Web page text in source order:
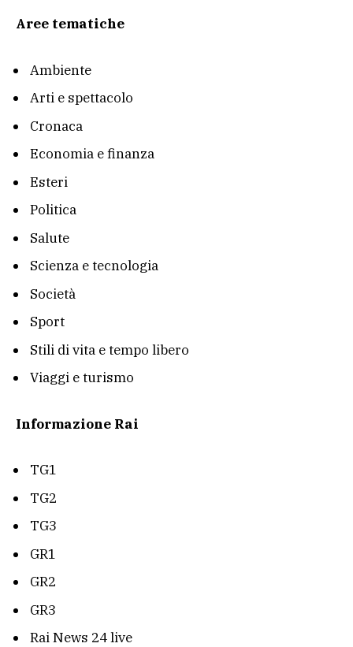
Aree tematiche
Ambiente
Arti e spettacolo
Cronaca
Economia e finanza
Esteri
Politica
Salute
Scienza e tecnologia
Società
Sport
Stili di vita e tempo libero
Viaggi e turismo
Informazione Rai
TG1
TG2
TG3
GR1
GR2
GR3
Rai News 24 live